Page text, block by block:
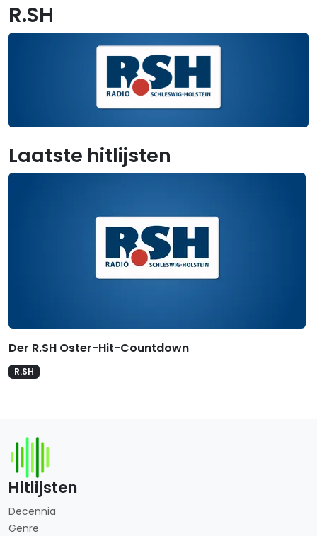
R.SH
Laatste hitlijsten
Der R.SH Oster-Hit-Countdown
R.SH
Hitlijsten
Decennia
Genre